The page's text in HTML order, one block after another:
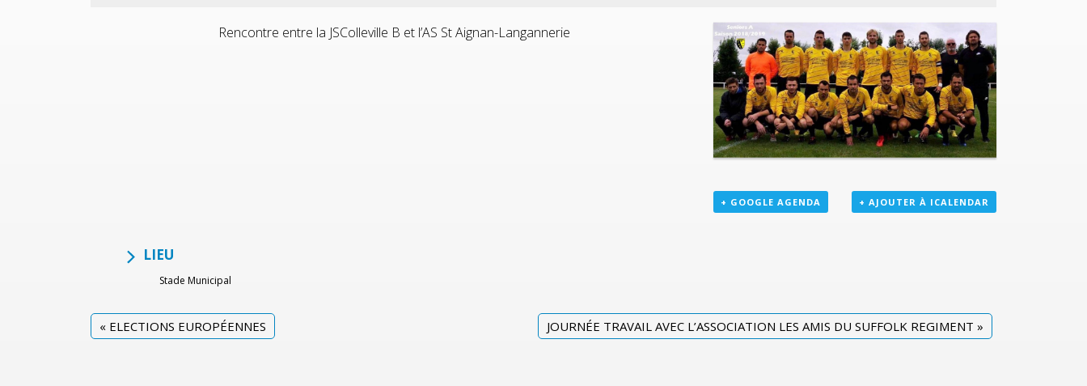
Rencontre entre la JSColleville B et l’AS St Aignan-Langannerie
+ GOOGLE AGENDA + AJOUTER À ICALENDAR
LIEU
Stade Municipal
« ELECTIONS EUROPÉENNES JOURNÉE TRAVAIL AVEC L’ASSOCIATION LES AMIS DU SUFFOLK REGIMENT »